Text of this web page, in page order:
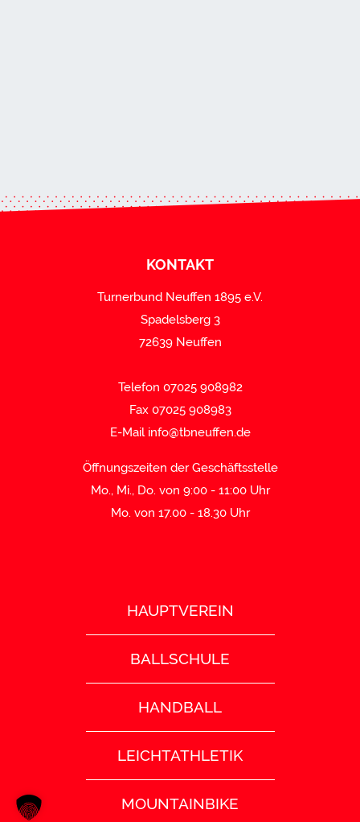
KONTAKT
Turnerbund Neuffen 1895 e.V.
Spadelsberg 3
72639 Neuffen
Telefon 07025 908982
Fax 07025 908983
E-Mail info@tbneuffen.de
Öffnungszeiten der Geschäftsstelle
Mo., Mi., Do. von 9:00 - 11:00 Uhr
Mo. von 17.00 - 18.30 Uhr
HAUPTVEREIN
BALLSCHULE
HANDBALL
LEICHTATHLETIK
MOUNTAINBIKE